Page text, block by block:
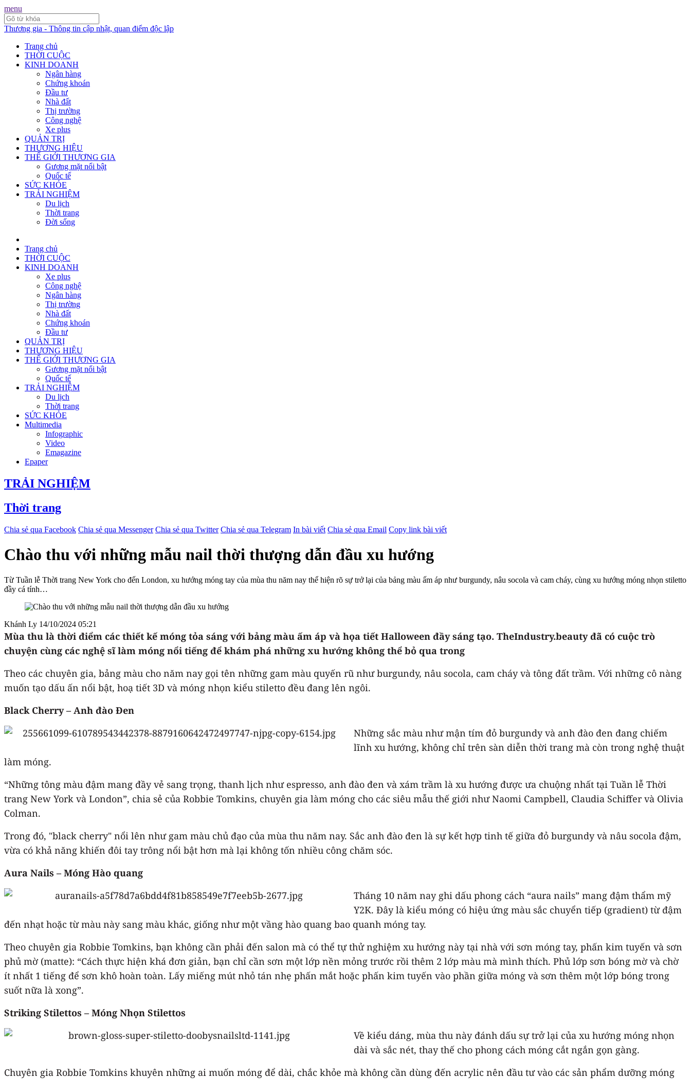
menu
Thương gia - Thông tin cập nhật, quan điểm độc lập
Trang chủ
THỜI CUỘC
KINH DOANH
Ngân hàng
Chứng khoán
Đầu tư
Nhà đất
Thị trường
Công nghệ
Xe plus
QUẢN TRỊ
THƯƠNG HIỆU
THẾ GIỚI THƯƠNG GIA
Gương mặt nổi bật
Quốc tế
SỨC KHỎE
TRẢI NGHIỆM
Du lịch
Thời trang
Đời sống
Trang chủ
THỜI CUỘC
KINH DOANH
Xe plus
Công nghệ
Ngân hàng
Thị trường
Nhà đất
Chứng khoán
Đầu tư
QUẢN TRỊ
THƯƠNG HIỆU
THẾ GIỚI THƯƠNG GIA
Gương mặt nổi bật
Quốc tế
TRẢI NGHIỆM
Du lịch
Thời trang
SỨC KHỎE
Multimedia
Infographic
Video
Emagazine
Epaper
TRẢI NGHIỆM
Thời trang
Chia sẻ qua Facebook Chia sẻ qua Messenger Chia sẻ qua Twitter Chia sẻ qua Telegram In bài viết Chia sẻ qua Email Copy link bài viết
Chào thu với những mẫu nail thời thượng dẫn đầu xu hướng
Từ Tuần lễ Thời trang New York cho đến London, xu hướng móng tay của mùa thu năm nay thể hiện rõ sự trở lại của bảng màu ấm áp như burgundy, nâu socola và cam cháy, cùng xu hướng móng nhọn stiletto
đầy cá tính…
Khánh Ly 14/10/2024 05:21
Mùa thu là thời điểm các thiết kế móng tỏa sáng với bảng màu ấm áp và họa tiết Halloween đầy sáng tạo. TheIndustry.beauty đã có cuộc trò
chuyện cùng các nghệ sĩ làm móng nổi tiếng để khám phá những xu hướng không thể bỏ qua trong
Theo các chuyên gia, bảng màu cho năm nay gọi tên những gam màu quyến rũ như burgundy, nâu socola, cam cháy và tông đất trầm. Với những cô nàng
muốn tạo dấu ấn nổi bật, hoạ tiết 3D và móng nhọn kiểu stiletto đều đang lên ngôi.
Black Cherry – Anh đào Đen
Những sắc màu như mận tím đỏ burgundy và anh đào đen đang chiếm
lĩnh xu hướng, không chỉ trên sàn diễn thời trang mà còn trong nghệ thuật
làm móng.
“Những tông màu đậm mang đầy vẻ sang trọng, thanh lịch như espresso, anh đào đen và xám trầm là xu hướng được ưa chuộng nhất tại Tuần lễ Thời
trang New York và London”, chia sẻ của Robbie Tomkins, chuyên gia làm móng cho các siêu mẫu thế giới như Naomi Campbell, Claudia Schiffer và Olivia
Colman.
Trong đó, "black cherry" nổi lên như gam màu chủ đạo của mùa thu năm nay. Sắc anh đào đen là sự kết hợp tinh tế giữa đỏ burgundy và nâu socola đậm,
vừa có khả năng khiến đôi tay trông nổi bật hơn mà lại không tốn nhiều công chăm sóc.
Aura Nails – Móng Hào quang
Tháng 10 năm nay ghi dấu phong cách “aura nails” mang đậm thẩm mỹ
Y2K. Đây là kiểu móng có hiệu ứng màu sắc chuyển tiếp (gradient) từ đậm
đến nhạt hoặc từ màu này sang màu khác, giống như một vầng hào quang bao quanh móng tay.
Theo chuyên gia Robbie Tomkins, bạn không cần phải đến salon mà có thể tự thử nghiệm xu hướng này tại nhà với sơn móng tay, phấn kim tuyến và sơn
phủ mờ (matte): “Cách thực hiện khá đơn giản, bạn chỉ cần sơn một lớp nền mỏng trước rồi thêm 2 lớp màu mà mình thích. Phủ lớp sơn bóng mờ và chờ
ít nhất 1 tiếng để sơn khô hoàn toàn. Lấy miếng mút nhỏ tán nhẹ phấn mắt hoặc phấn kim tuyến vào phần giữa móng và sơn thêm một lớp bóng trong
suốt nữa là xong”.
Striking Stilettos – Móng Nhọn Stilettos
Về kiểu dáng, mùa thu này đánh dấu sự trở lại của xu hướng móng nhọn
dài và sắc nét, thay thế cho phong cách móng cắt ngắn gọn gàng.
Chuyên gia Robbie Tomkins khuyên những ai muốn móng để dài, chắc khỏe mà không cần dùng đến acrylic nên đầu tư vào các sản phẩm dưỡng móng